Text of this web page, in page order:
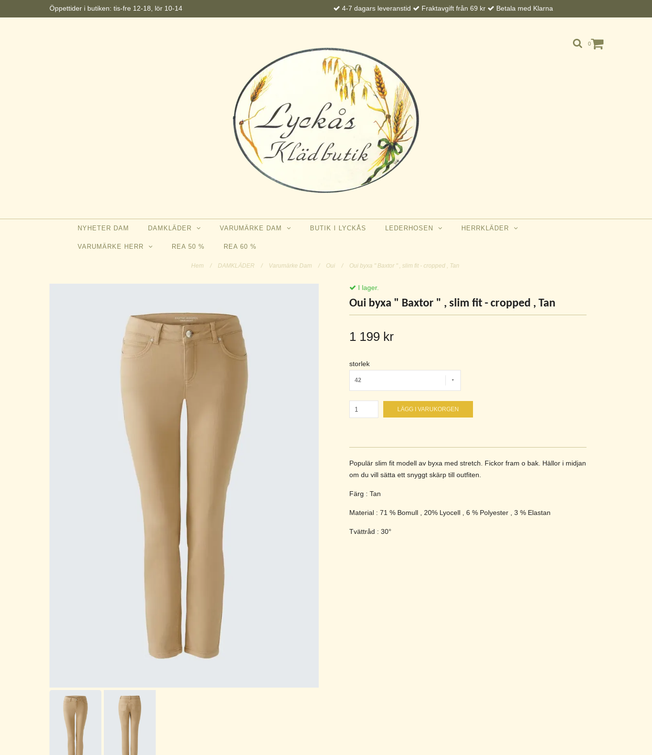
Öppettider i butiken: tis-fre 12-18, lör 10-14 4-7 dagars leveranstid Fraktavgift från 69 kr Betala med Klarna
0
NYHETER DAM DAMKLÄDER VARUMÄRKE DAM BUTIK I LYCKÅS LEDERHOSEN HERRKLÄDER
VARUMÄRKE HERR REA 50 % REA 60 %
Hem / DAMKLÄDER / Varumärke Dam / Oui / Oui byxa " Baxtor " , slim fit - cropped , Tan
I lager.
Oui byxa " Baxtor " , slim fit - cropped , Tan
1 199 kr
storlek
42
LÄGG I VARUKORGEN
Populär slim fit modell av byxa med stretch. Fickor fram o bak. Hällor i midjan
om du vill sätta ett snyggt skärp till outfiten.
Färg : Tan
Material : 71 % Bomull , 20% Lyocell , 6 % Polyester , 3 % Elastan
Tvättråd : 30°